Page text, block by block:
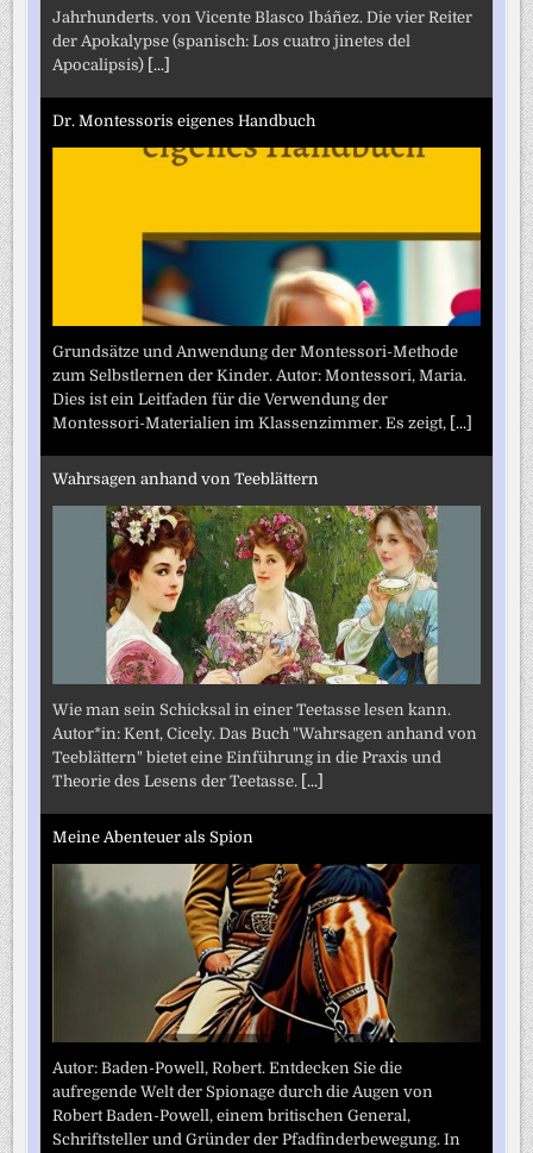
Jahrhunderts. von Vicente Blasco Ibáñez. Die vier Reiter
der Apokalypse (spanisch: Los cuatro jinetes del
Apocalipsis) [...]
Dr. Montessoris eigenes Handbuch
Grundsätze und Anwendung der Montessori-Methode
zum Selbstlernen der Kinder. Autor: Montessori, Maria.
Dies ist ein Leitfaden für die Verwendung der
Montessori-Materialien im Klassenzimmer. Es zeigt, [...]
Wahrsagen anhand von Teeblättern
Wie man sein Schicksal in einer Teetasse lesen kann.
Autor*in: Kent, Cicely. Das Buch "Wahrsagen anhand von
Teeblättern" bietet eine Einführung in die Praxis und
Theorie des Lesens der Teetasse. [...]
Meine Abenteuer als Spion
Autor: Baden-Powell, Robert. Entdecken Sie die
aufregende Welt der Spionage durch die Augen von
Robert Baden-Powell, einem britischen General,
Schriftsteller und Gründer der Pfadfinderbewegung. In